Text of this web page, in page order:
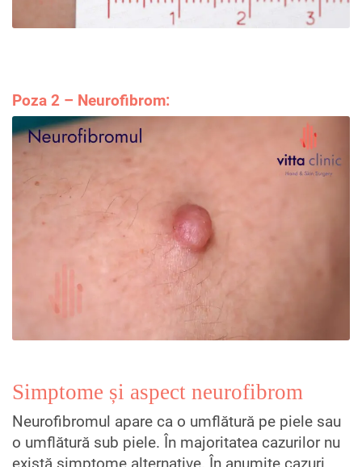
Poza 2 – Neurofibrom:
Simptome și aspect neurofibrom
Neurofibromul apare ca o umflătură pe piele sau
o umflătură sub piele. În majoritatea cazurilor nu